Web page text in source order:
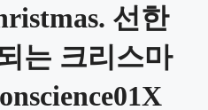
선한
는 크리스마